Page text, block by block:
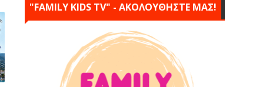
"FAMILY KIDS TV" - ΑΚΟΛΟΥΘΗΣΤΕ ΜΑΣ!